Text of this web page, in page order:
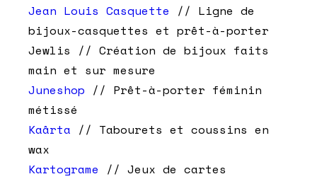
Jean Louis Casquette // Ligne de
bijoux-casquettes et prêt-à-porter
Jewlis // Création de bijoux faits
main et sur mesure
Juneshop // Prêt-à-porter féminin
métissé
Kaârta // Tabourets et coussins en
wax
Kartograme // Jeux de cartes